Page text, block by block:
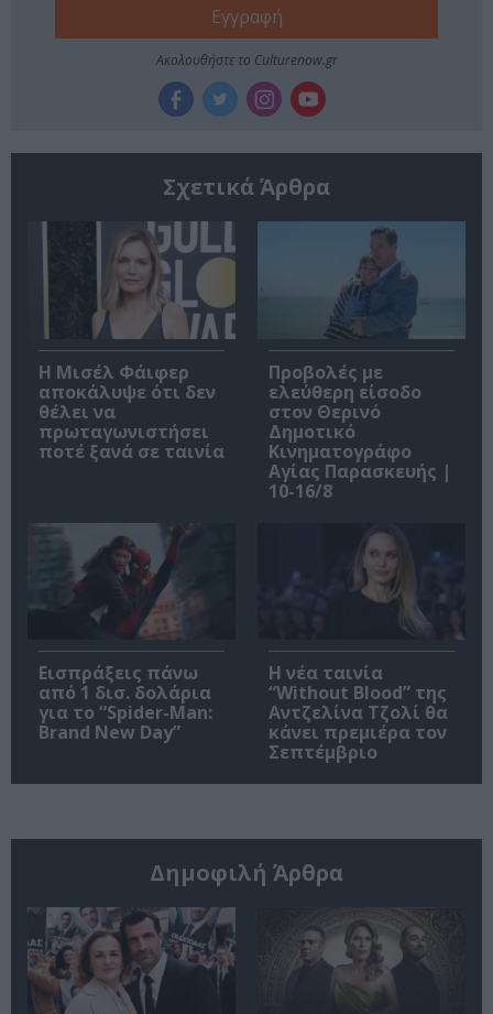
Ακολουθήστε το Culturenow.gr
Σχετικά Άρθρα
Η Μισέλ Φάιφερ
αποκάλυψε ότι δεν
θέλει να
πρωταγωνιστήσει
ποτέ ξανά σε ταινία
Προβολές με
ελεύθερη είσοδο
στον Θερινό
Δημοτικό
Κινηματογράφο
Αγίας Παρασκευής |
10-16/8
Εισπράξεις πάνω
από 1 δισ. δολάρια
για το “Spider-Man:
Brand New Day”
Η νέα ταινία
“Without Blood” της
Αντζελίνα Τζολί θα
κάνει πρεμιέρα τον
Σεπτέμβριο
Δημοφιλή Άρθρα